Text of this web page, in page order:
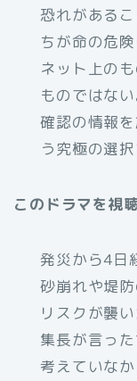
恐れがある
ちが命の危
ネット上の
ものではな
確認の情報
う究極の選択
このドラマを視
発災から4日
砂崩れや堤
リスクが襲
集長が言っ
考えていな